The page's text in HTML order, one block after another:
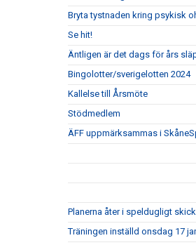
Bryta tystnaden kring psykisk
Se hit!
Äntligen är det dags för års
Bingolotter/sverigelotten 2024
Kallelse till Årsmöte
Stödmedlem
ÄFF uppmärksammas i
Planerna åter i speldugligt
Träningen inställd onsdag 17